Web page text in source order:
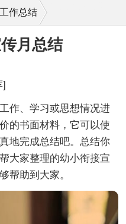
作总结
月总结
]
、学习或思想情况进
的书面材料，它可以使
地完成总结吧。总结你
大家整理的幼小衔接宣
帮助到大家。